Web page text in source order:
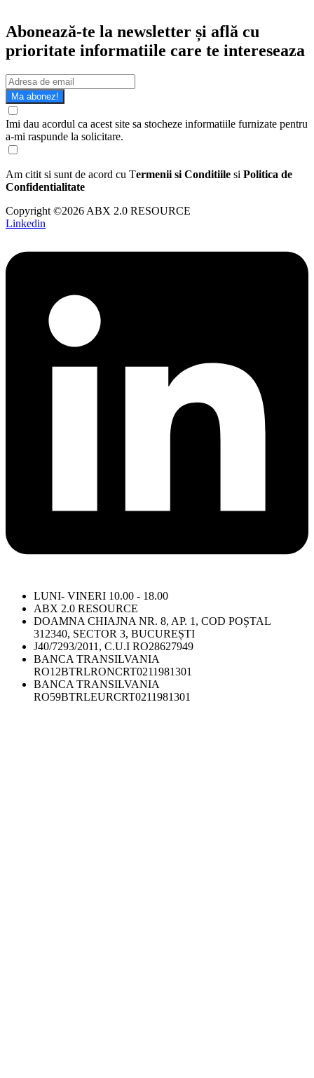
Abonează-te la newsletter și află cu
prioritate informatiile care te intereseaza
Ma abonez!
Imi dau acordul ca acest site sa stocheze informatiile furnizate pentru
a-mi raspunde la solicitare.
Am citit si sunt de acord cu Termenii si Conditiile si Politica de
Confidentialitate
Copyright ©2026 ABX 2.0 RESOURCE
Linkedin
LUNI- VINERI 10.00 - 18.00
ABX 2.0 RESOURCE
DOAMNA CHIAJNA NR. 8, AP. 1, COD POȘTAL
312340, SECTOR 3, BUCUREȘTI
J40/7293/2011, C.U.I RO28627949
BANCA TRANSILVANIA
RO12BTRLRONCRT0211981301
BANCA TRANSILVANIA
RO59BTRLEURCRT0211981301